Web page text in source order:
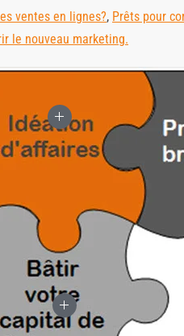
ventes en lignes?, Prêts pour
le nouveau marketing.